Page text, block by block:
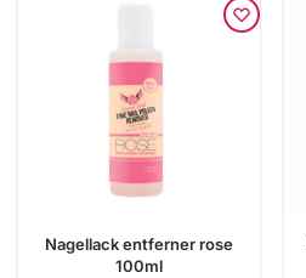
Nagellack entferner rose
100ml